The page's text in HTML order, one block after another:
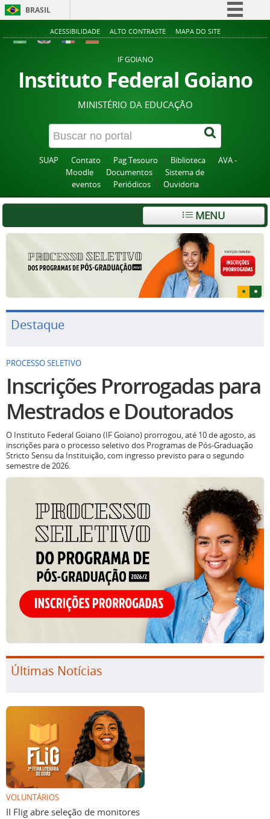
BRASIL
Simplifique!
Acesso à informação
Legislação
Canais
ACESSIBILIDADE ALTO CONTRASTE MAPA DO SITE
IF GOIANO
Instituto Federal Goiano
MINISTÉRIO DA EDUCAÇÃO
SUAP Contato Pag Tesouro Biblioteca
AVA -
Moodle
Documentos
Sistema de
eventos
Periódicos Ouvidoria
MENU
Destaque
PROCESSO SELETIVO
Inscrições Prorrogadas para
Mestrados e Doutorados
O Instituto Federal Goiano (IF Goiano) prorrogou, até 10 de agosto, as
inscrições para o processo seletivo dos Programas de Pós-Graduação
Stricto Sensu da Instituição, com ingresso previsto para o segundo
semestre de 2026.
Últimas Notícias
VOLUNTÁRIOS
II Flig abre seleção de monitores